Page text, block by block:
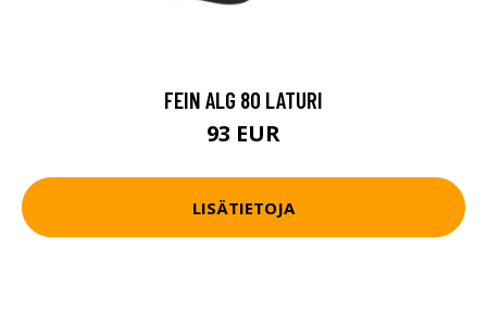
FEIN ALG 80 LATURI
93 EUR
LISÄTIETOJA